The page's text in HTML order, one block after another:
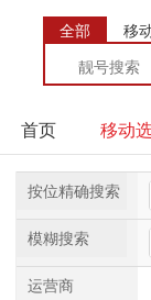
全部 移
首页 移动
按位精确搜索
模糊搜索
运营商